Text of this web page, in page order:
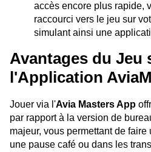
accès encore plus rapide,
raccourci vers le jeu sur
simulant ainsi une
Avantages du Jeu
l'Application
Jouer via l'Avia Masters App
par rapport à la version de
majeur, vous permettant de
une pause café ou dans les